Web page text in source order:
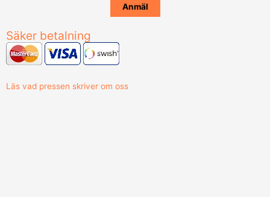
Säker betalning
Läs vad pressen skriver om oss